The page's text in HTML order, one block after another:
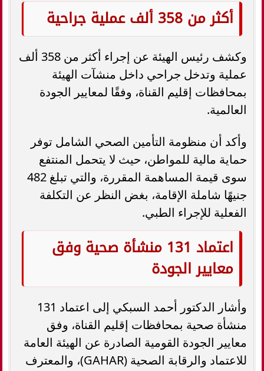
أكثر من 358 ألف عملية جراحية
وكشف رئيس الهيئة عن إجراء أكثر من 358 ألف
عملية وتدخل جراحي داخل منشآت الهيئة
بمحافظات إقليم القناة، وفقًا لمعايير الجودة
العالمية.
وأكد أن منظومة التأمين الصحي الشامل توفر
حماية مالية للمواطن، حيث لا يتحمل المنتفع
سوى قيمة المساهمة المقررة، والتي تبلغ 482
جنيهًا شاملة الإقامة، بغض النظر عن التكلفة
الفعلية للإجراء الطبي.
اعتماد 131 منشأة صحية وفق
معايير الجودة
وأشار الدكتور أحمد السبكي إلى اعتماد 131
منشأة صحية بمحافظات إقليم القناة، وفق
معايير الجودة القومية الصادرة عن الهيئة العامة
للاعتماد والرقابة الصحية (GAHAR)، والمعترف